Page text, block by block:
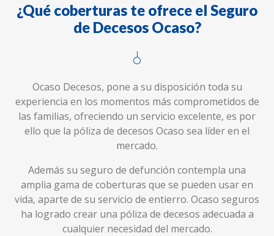
¿Qué coberturas te ofrece el Seguro
de Decesos Ocaso?
Ocaso Decesos, pone a su disposición toda su
experiencia en los momentos más comprometidos de
las familias, ofreciendo un servicio excelente, es por
ello que la póliza de decesos Ocaso sea líder en el
mercado.
Además su seguro de defunción contempla una
amplia gama de coberturas que se pueden usar en
vida, aparte de su servicio de entierro. Ocaso seguros
ha logrado crear una póliza de decesos adecuada a
cualquier necesidad del mercado.